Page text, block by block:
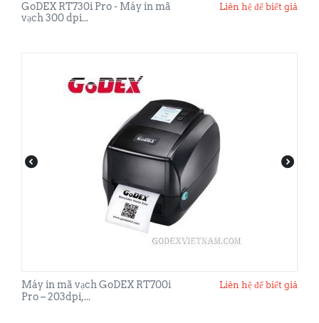
GoDEX RT730i Pro - Máy in mã
vạch 300 dpi...
Liên hệ để biết giá
Máy in mã vạch GoDEX RT700i
Pro – 203dpi,...
Liên hệ để biết giá